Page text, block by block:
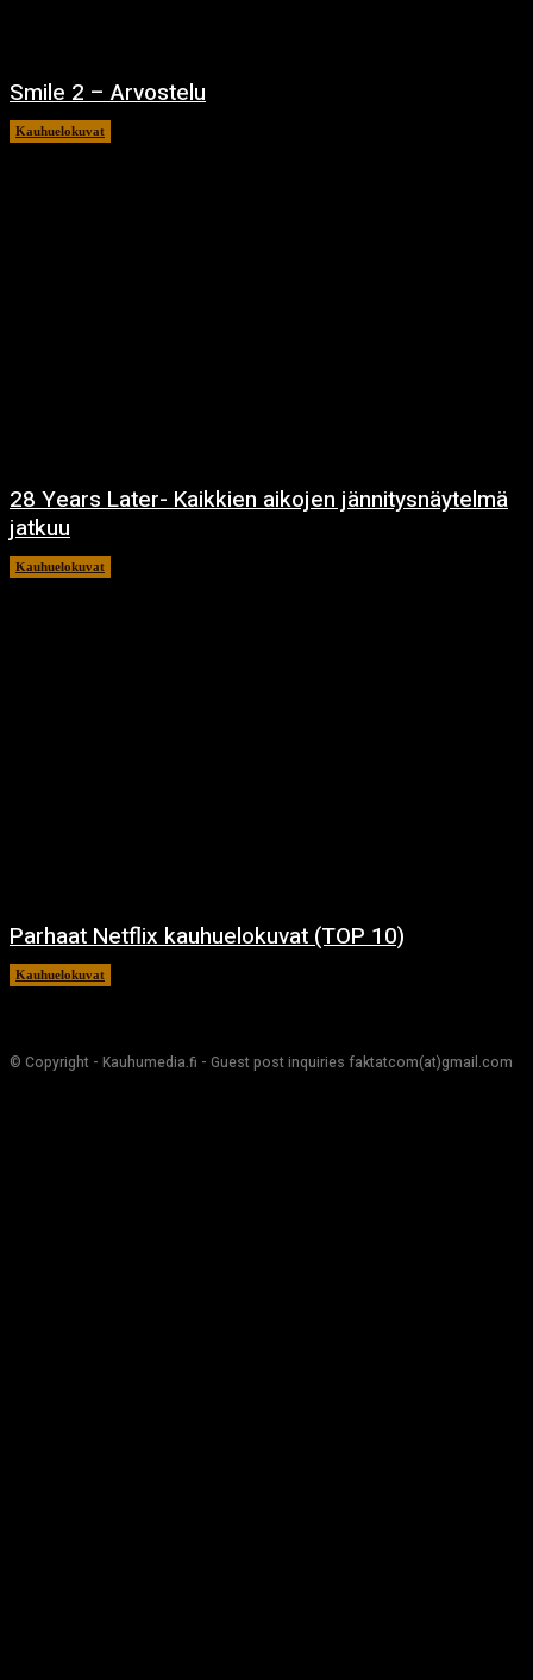
Smile 2 – Arvostelu
Kauhuelokuvat
28 Years Later- Kaikkien aikojen jännitysnäytelmä
jatkuu
Kauhuelokuvat
Parhaat Netflix kauhuelokuvat (TOP 10)
Kauhuelokuvat
© Copyright - Kauhumedia.fi - Guest post inquiries faktatcom(at)gmail.com